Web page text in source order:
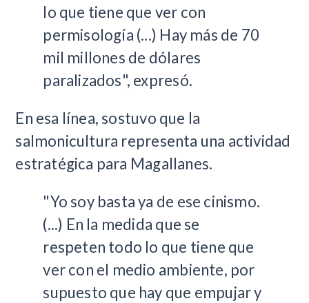
lo que tiene que ver con
permisología (...) Hay más de 70
mil millones de dólares
paralizados", expresó.
En esa línea, sostuvo que la
salmonicultura representa una actividad
estratégica para Magallanes.
"Yo soy basta ya de ese cinismo.
(...) En la medida que se
respeten todo lo que tiene que
ver con el medio ambiente, por
supuesto que hay que empujar y